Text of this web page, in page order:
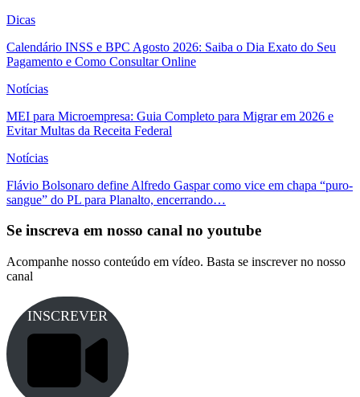
Dicas
Calendário INSS e BPC Agosto 2026: Saiba o Dia Exato do Seu
Pagamento e Como Consultar Online
Notícias
MEI para Microempresa: Guia Completo para Migrar em 2026 e
Evitar Multas da Receita Federal
Notícias
Flávio Bolsonaro define Alfredo Gaspar como vice em chapa “puro-
sangue” do PL para Planalto, encerrando…
Se inscreva em nosso canal no youtube
Acompanhe nosso conteúdo em vídeo. Basta se inscrever no nosso
canal
INSCREVER